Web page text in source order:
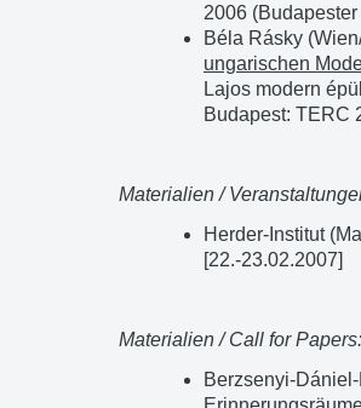
2006
Béla Rásky
ungarischen
Lajos modern
Budapest: TERC
Materialien /
Herder-Institut
[22.-23.02.2007]
Materialien / Call for Papers:
Berzsenyi-